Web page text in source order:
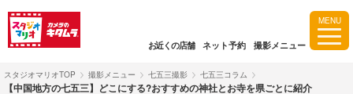
MENU
お近くの店舗 ネット予約 撮影メニュー
スタジオマリオTOP 撮影メニュー 七五三撮影 七五三コラム
【中国地方の七五三】どこにする?おすすめの神社とお寺を県ごとに紹介